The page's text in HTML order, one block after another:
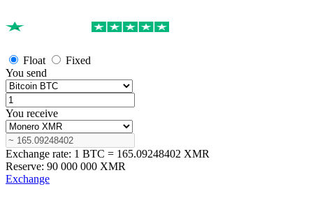
Float
Fixed
You send
You receive
Exchange rate: 1 BTC = 165.09248402 XMR
Reserve: 90 000 000 XMR
Exchange